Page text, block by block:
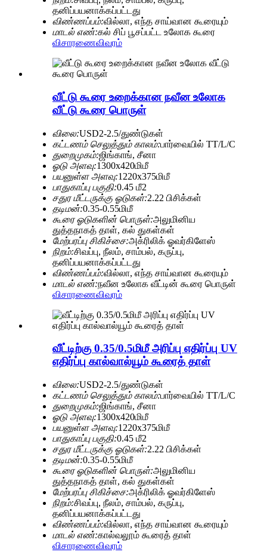
தனிப்பயனாக்கப்பட்டது
விண்ணப்பம்:வில்லா, எந்த சாய்வான கூரையும்
மாடல் எண்:கல் சிப் பூசப்பட்ட உலோக கூரை
விசாரணைவிவரம்
வீட்டு கூரை உறைக்கான நவீன உலோக
வீட்டு கூரை பொருள்
விலை:USD2-2.5/துண்டுகள்
கட்டணம் செலுத்தும் காலம்:பார்வையில் TT/L/C
துறைமுகம்:ஜிங்காங், சீனா
ஓடு அளவு:1300x420மிமீ
பயனுள்ள அளவு:1220x375மிமீ
பாதுகாப்பு பகுதி:0.45 மீ2
சதுர மீட்டருக்கு ஓடுகள்:2.22 பிசிக்கள்
தடிமன்:0.35-0.55மிமீ
கூரை ஓடுகளின் பொருள்:அலுமினிய
துத்தநாகத் தாள், கல் துகள்கள்
மேற்பரப்பு சிகிச்சை:அக்ரிலிக் ஓவர்கிளேஸ்
நிறம்:சிவப்பு, நீலம், சாம்பல், கருப்பு,
தனிப்பயனாக்கப்பட்டது
விண்ணப்பம்:வில்லா, எந்த சாய்வான கூரையும்
மாடல் எண்:நவீன உலோக வீட்டின் கூரை பொருள்
விசாரணைவிவரம்
வீட்டிற்கு 0.35/0.5மிமீ அரிப்பு எதிர்ப்பு UV
எதிர்ப்பு கால்வால்யூம் கூரைத் தாள்
விலை:USD2-2.5/துண்டுகள்
கட்டணம் செலுத்தும் காலம்:பார்வையில் TT/L/C
துறைமுகம்:ஜிங்காங், சீனா
ஓடு அளவு:1300x420மிமீ
பயனுள்ள அளவு:1220x375மிமீ
பாதுகாப்பு பகுதி:0.45 மீ2
சதுர மீட்டருக்கு ஓடுகள்:2.22 பிசிக்கள்
தடிமன்:0.35-0.55மிமீ
கூரை ஓடுகளின் பொருள்:அலுமினிய
துத்தநாகத் தாள், கல் துகள்கள்
மேற்பரப்பு சிகிச்சை:அக்ரிலிக் ஓவர்கிளேஸ்
நிறம்:சிவப்பு, நீலம், சாம்பல், கருப்பு,
தனிப்பயனாக்கப்பட்டது
விண்ணப்பம்:வில்லா, எந்த சாய்வான கூரையும்
மாடல் எண்:கால்வலூம் கூரைத் தாள்
விசாரணைவிவரம்